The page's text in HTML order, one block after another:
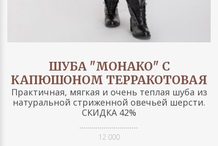
ШУБА "МОНАКО" С
КАПЮШОНОМ ТЕРРАКОТОВАЯ
Практичная, мягкая и очень теплая шуба из
натуральной стриженной овечьей шерсти.
СКИДКА 42%
12 000